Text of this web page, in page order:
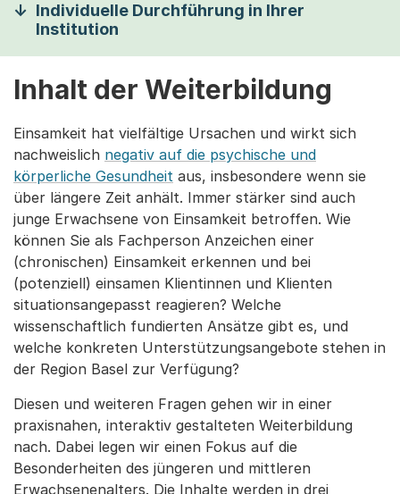
Individuelle Durchführung in Ihrer
Institution
Inhalt der Weiterbildung
Einsamkeit hat vielfältige Ursachen und wirkt sich
nachweislich negativ auf die psychische und
körperliche Gesundheit aus, insbesondere wenn sie
über längere Zeit anhält. Immer stärker sind auch
junge Erwachsene von Einsamkeit betroffen. Wie
können Sie als Fachperson Anzeichen einer
(chronischen) Einsamkeit erkennen und bei
(potenziell) einsamen Klientinnen und Klienten
situationsangepasst reagieren? Welche
wissenschaftlich fundierten Ansätze gibt es, und
welche konkreten Unterstützungsangebote stehen in
der Region Basel zur Verfügung?
Diesen und weiteren Fragen gehen wir in einer
praxisnahen, interaktiv gestalteten Weiterbildung
nach. Dabei legen wir einen Fokus auf die
Besonderheiten des jüngeren und mittleren
Erwachsenenalters. Die Inhalte werden in drei